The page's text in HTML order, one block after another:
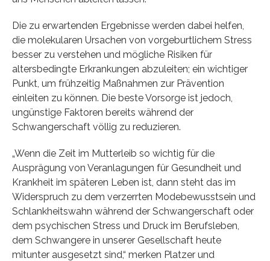
Die zu erwartenden Ergebnisse werden dabei helfen,
die molekularen Ursachen von vorgeburtlichem Stress
besser zu verstehen und mögliche Risiken für
altersbedingte Erkrankungen abzuleiten; ein wichtiger
Punkt, um frühzeitig Maßnahmen zur Prävention
einleiten zu können. Die beste Vorsorge ist jedoch,
ungünstige Faktoren bereits während der
Schwangerschaft völlig zu reduzieren.
„Wenn die Zeit im Mutterleib so wichtig für die
Ausprägung von Veranlagungen für Gesundheit und
Krankheit im späteren Leben ist, dann steht das im
Widerspruch zu dem verzerrten Modebewusstsein und
Schlankheitswahn während der Schwangerschaft oder
dem psychischen Stress und Druck im Berufsleben,
dem Schwangere in unserer Gesellschaft heute
mitunter ausgesetzt sind,“ merken Platzer und